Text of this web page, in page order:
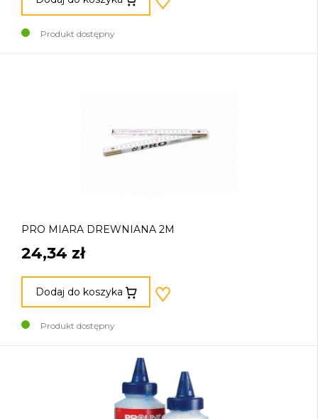
Produkt dostępny
PRO MIARA DREWNIANA 2M
24,34 zł
Dodaj do koszyka
Produkt dostępny